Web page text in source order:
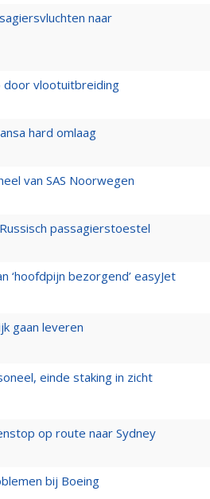
naar
door vlootuitbreiding
hard omlaag
van SAS Noorwegen
passagierstoestel
‘hoofdpijn bezorgend’ easyJet
gaan leveren
einde staking in zicht
op route naar Sydney
bij Boeing